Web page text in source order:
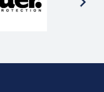
Next